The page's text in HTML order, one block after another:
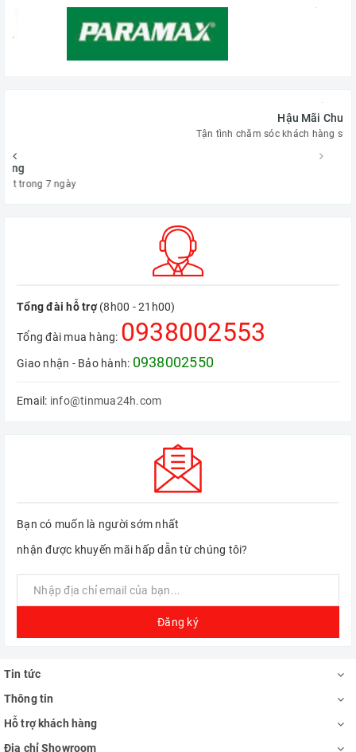
Tận tình chăm sóc khách hàng suốt dòng đời sản phẩm
Tổng đài hỗ trợ(8h00 - 21h00)
Tổng đài mua hàng: 0938002553
Giao nhận - Bảo hành: 0938002550
Email: info@tinmua24h.com
Bạn có muốn là người sớm nhất
nhận được khuyến mãi hấp dẫn từ chúng tôi?
Đăng ký
Tin tức
Thông tin
Hỗ trợ khách hàng
Địa chỉ Showroom